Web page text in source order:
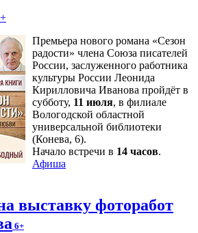
Премьера нового романа «Сезон
радости» члена Союза писателей
России, заслуженного работника
культуры России Леонида
Кирилловича Иванова пройдёт в
субботу, 11 июля, в филиале
Вологодской областной
универсальной библиотеки
(Конева, 6).
Начало встречи в 14 часов.
Афиша
выставку фоторабот
6+